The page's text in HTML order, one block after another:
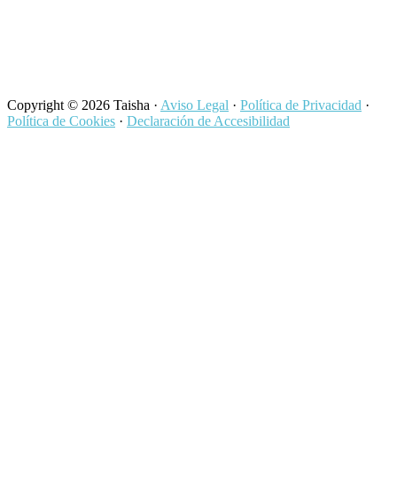
Copyright © 2026 Taisha · Aviso Legal · Política de Privacidad ·
Política de Cookies · Declaración de Accesibilidad